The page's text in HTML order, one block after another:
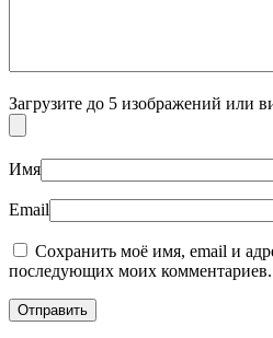
Загрузите до 5 изображений или
Имя
Email
Сохранить моё имя, email и
последующих моих комментариев.